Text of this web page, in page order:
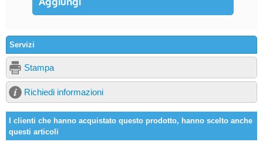
Servizi
Stampa
Richiedi informazioni
I clienti che hanno acquistato questo prodotto, hanno scelto anche
questi articoli